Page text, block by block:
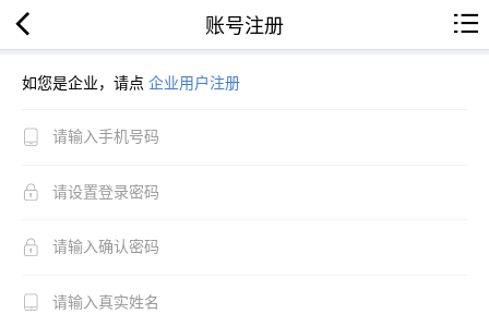
账号注册
如您是企业，请点 企业用户注册